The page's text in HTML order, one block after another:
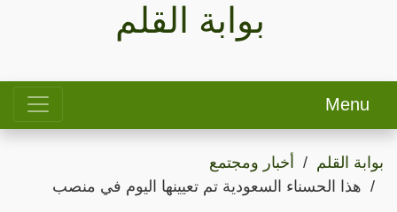
بوابة القلم
Menu
بوابة القلم
أخبار ومجتمع
هذا الحسناء السعودية تم تعيينها اليوم في منصب